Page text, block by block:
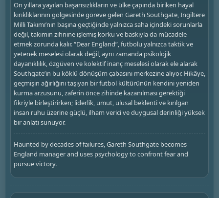
On yıllara yayılan başarısızlıkların ve ülke çapında biriken hayal
kırıklıklarının gölgesinde göreve gelen Gareth Southgate, İngiltere
Milli Takımı’nın başına geçtiğinde yalnızca saha içindeki sorunlarla
değil, takımın zihnine işlemiş korku ve baskıyla da mücadele
etmek zorunda kalır. “Dear England”, futbolu yalnızca taktik ve
yetenek meselesi olarak değil, aynı zamanda psikolojik
dayanıklılık, özgüven ve kolektif inanç meselesi olarak ele alarak
Southgate’in bu köklü dönüşüm çabasını merkezine alıyor. Hikâye,
geçmişin ağırlığını taşıyan bir futbol kültürünün kendini yeniden
kurma arzusunu, zaferin önce zihinde kazanılması gerektiği
fikriyle birleştirirken; liderlik, umut, ulusal beklenti ve kırılgan
insan ruhu üzerine güçlü, ilham verici ve duygusal derinliği yüksek
bir anlatı sunuyor.
Haunted by decades of failures, Gareth Southgate becomes
England manager and uses psychology to confront fear and
pursue victory.